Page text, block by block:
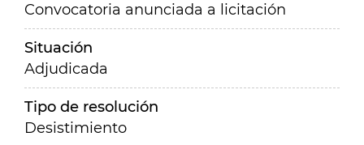
Convocatoria anunciada a licitación
Situación
Adjudicada
Tipo de resolución
Desistimiento